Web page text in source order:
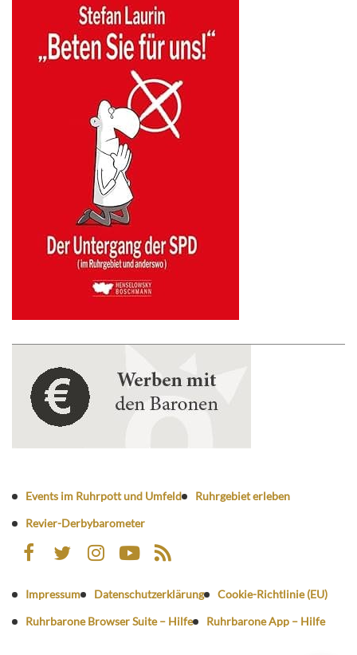
Events im Ruhrpott und Umfeld
Ruhrgebiet erleben
Revier-Derbybarometer
Impressum Datenschutzerklärung
Cookie-Richtlinie (EU)
Ruhrbarone Browser Suite – Hilfe
Ruhrbarone App – Hilfe